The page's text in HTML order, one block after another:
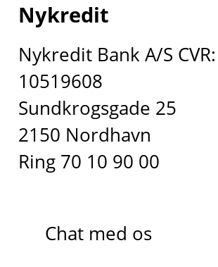
Nykredit
Nykredit Bank A/S CVR:
10519608
Sundkrogsgade 25
2150 Nordhavn
Ring 70 10 90 00
Chat med os